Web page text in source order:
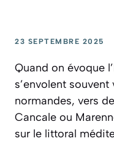
23 SEPTEMBRE 2025
Quand on évoque
s’envolent
normandes, vers
Cancale ou
sur le littoral